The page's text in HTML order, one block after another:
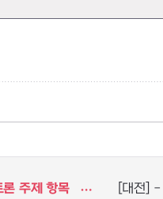
론 주제 항목 [대전]